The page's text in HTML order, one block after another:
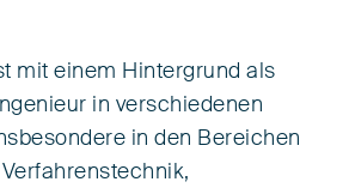
mit einem Hintergrund als
in verschiedenen
in den Bereichen